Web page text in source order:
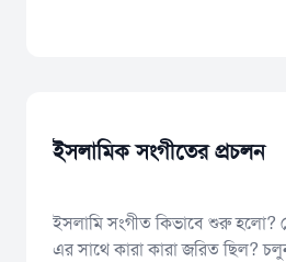
ইসলামিক সংগীতের প্রচলন
ইসলামি সংগীত কিভাবে শুরু
এর সাথে কারা কারা জরিত ছিল?